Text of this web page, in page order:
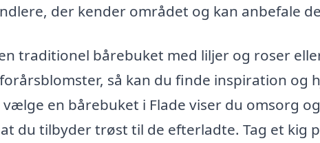
der kender området og kan anbefale
traditionel bårebuket med liljer og roser
så kan du finde inspiration og
en bårebuket i Flade viser du omsorg
du tilbyder trøst til de efterladte. Tag et kig